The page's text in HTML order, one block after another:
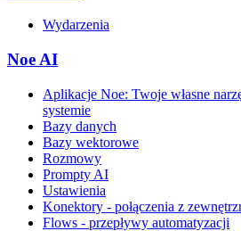
Wydarzenia
Noe AI
Aplikacje Noe: Twoje własne
systemie
Bazy danych
Bazy wektorowe
Rozmowy
Prompty AI
Ustawienia
Konektory - połączenia z
Flows - przepływy automatyzacji